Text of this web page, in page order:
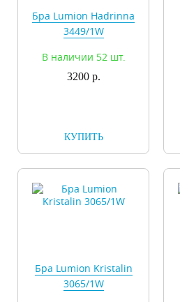
Бра Lumion Hadrinna
3449/1W
В наличии 52 шт.
3200 р.
КУПИТЬ
Бра Lumion Kristalin
3065/1W